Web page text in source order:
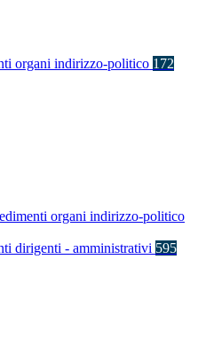
organi indirizzo-politico 172
organi indirizzo-politico
dirigenti - amministrativi 595